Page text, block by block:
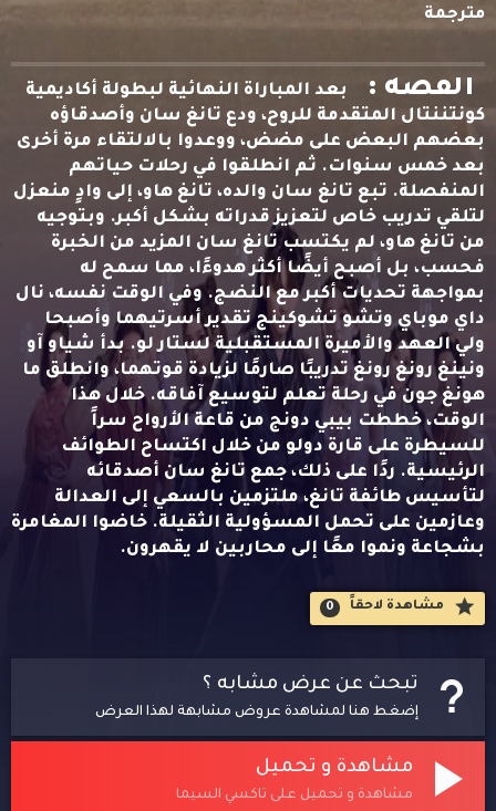
مترجمة
القصه :
بعد المباراة النهائية لبطولة أكاديمية
كونتننتال المتقدمة للروح، ودع تانغ سان وأصدقاؤه
بعضهم البعض على مضض، ووعدوا بالالتقاء مرة أخرى
بعد خمس سنوات. ثم انطلقوا في رحلات حياتهم
المنفصلة. تبع تانغ سان والده، تانغ هاو، إلى وادٍ منعزل
لتلقي تدريب خاص لتعزيز قدراته بشكل أكبر. وبتوجيه
من تانغ هاو، لم يكتسب تانغ سان المزيد من الخبرة
فحسب، بل أصبح أيضًا أكثر هدوءًا، مما سمح له
بمواجهة تحديات أكبر مع النضج. وفي الوقت نفسه، نال
داي موباي وتشو تشوكينج تقدير أسرتيهما وأصبحا
ولي العهد والأميرة المستقبلية لستار لو. بدأ شياو آو
ونينغ رونغ رونغ تدريبًا صارمًا لزيادة قوتهما، وانطلق ما
هونغ جون في رحلة تعلم لتوسيع آفاقه. خلال هذا
الوقت، خططت بيبي دونج من قاعة الأرواح سراً
للسيطرة على قارة دولو من خلال اكتساح الطوائف
الرئيسية. ردًا على ذلك، جمع تانغ سان أصدقائه
لتأسيس طائفة تانغ، ملتزمين بالسعي إلى العدالة
وعازمين على تحمل المسؤولية الثقيلة. خاضوا المغامرة
بشجاعة ونموا معًا إلى محاربين لا يقهرون.
مشاهدة لاحقاََ 0
تبحث عن عرض مشابه ؟
إضغط هنا لمشاهدة عروض مشابهة لهذا العرض
مشاهدة و تحميل
مشاهدة و تحميل على تاكسي السيما